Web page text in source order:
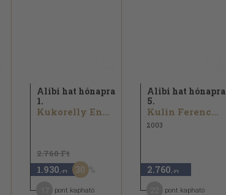
Alibi hat hónapra
1.
Kukorelly Endre...
2.760 Ft
1.930 ,-Ft 30
pont kapható
Alibi hat hónapra
5.
Kulin Ferenc...
2003
2.760 ,-Ft
pont kapható